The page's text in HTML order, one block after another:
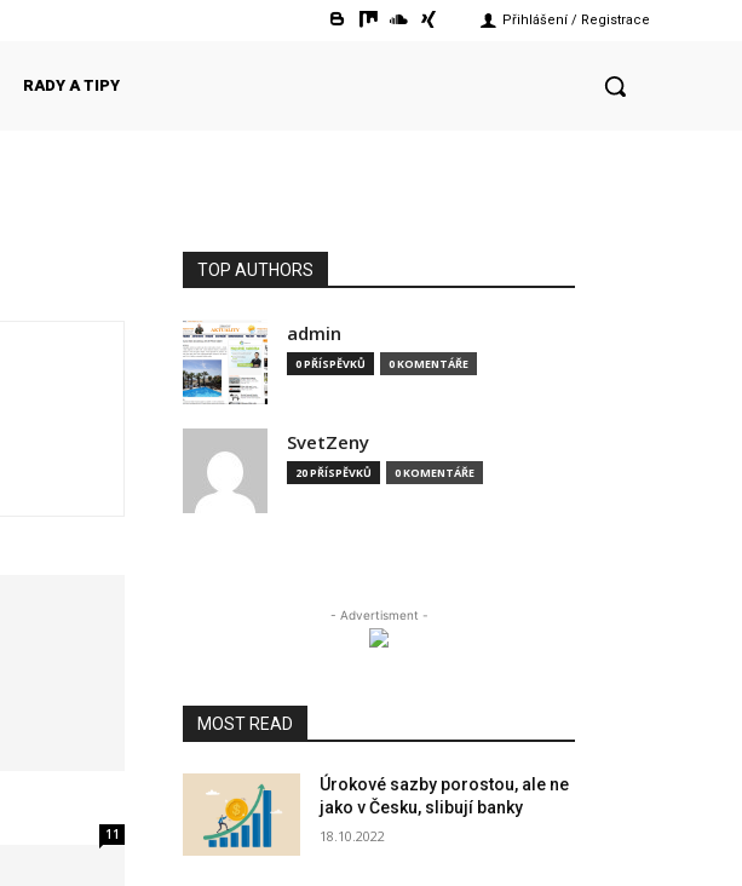
Přihlášení / Registrace
RADY A TIPY
11
TOP AUTHORS
admin
0 PŘÍSPĚVKŮ 0 KOMENTÁŘE
SvetZeny
20 PŘÍSPĚVKŮ 0 KOMENTÁŘE
- Advertisment -
MOST READ
Úrokové sazby porostou, ale ne
jako v Česku, slibují banky
18.10.2022